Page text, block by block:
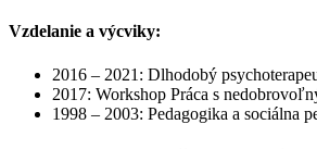
Vzdelanie a výcviky:
2016 – 2021: Dlhodobý
2017: Workshop Práca s
1998 – 2003: Pedagogika a sociálna